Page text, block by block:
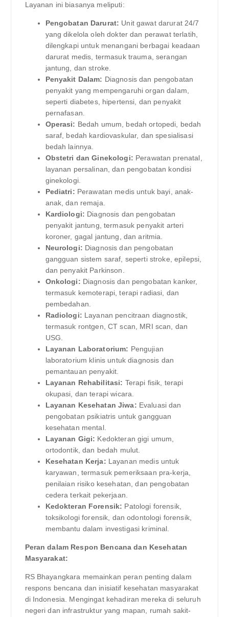
Layanan ini biasanya meliputi:
Pengobatan Darurat: Unit gawat darurat 24/7
yang dikelola oleh dokter dan perawat terlatih,
dilengkapi untuk menangani berbagai keadaan
darurat medis, termasuk trauma, serangan
jantung, dan stroke.
Penyakit Dalam: Diagnosis dan pengobatan
penyakit yang mempengaruhi organ dalam,
seperti diabetes, hipertensi, dan penyakit
pernafasan.
Operasi: Bedah umum, bedah ortopedi, bedah
saraf, bedah kardiovaskular, dan spesialisasi
bedah lainnya.
Obstetri dan Ginekologi: Perawatan prenatal,
layanan persalinan, dan pengobatan kondisi
ginekologi.
Pediatri: Perawatan medis untuk bayi, anak-
anak, dan remaja.
Kardiologi: Diagnosis dan pengobatan
penyakit jantung, termasuk penyakit arteri
koroner, gagal jantung, dan aritmia.
Neurologi: Diagnosis dan pengobatan
gangguan sistem saraf, seperti stroke, epilepsi,
dan penyakit Parkinson.
Onkologi: Diagnosis dan pengobatan kanker,
termasuk kemoterapi, terapi radiasi, dan
pembedahan.
Radiologi: Layanan pencitraan diagnostik,
termasuk rontgen, CT scan, MRI scan, dan
USG.
Layanan Laboratorium: Pengujian
laboratorium klinis untuk diagnosis dan
pemantauan penyakit.
Layanan Rehabilitasi: Terapi fisik, terapi
okupasi, dan terapi wicara.
Layanan Kesehatan Jiwa: Evaluasi dan
pengobatan psikiatris untuk gangguan
kesehatan mental.
Layanan Gigi: Kedokteran gigi umum,
ortodontik, dan bedah mulut.
Kesehatan Kerja: Layanan medis untuk
karyawan, termasuk pemeriksaan pra-kerja,
penilaian risiko kesehatan, dan pengobatan
cedera terkait pekerjaan.
Kedokteran Forensik: Patologi forensik,
toksikologi forensik, dan odontologi forensik,
membantu dalam investigasi kriminal.
Peran dalam Respon Bencana dan Kesehatan
Masyarakat:
RS Bhayangkara memainkan peran penting dalam
respons bencana dan inisiatif kesehatan masyarakat
di Indonesia. Mengingat kehadiran mereka di seluruh
negeri dan infrastruktur yang mapan, rumah sakit-